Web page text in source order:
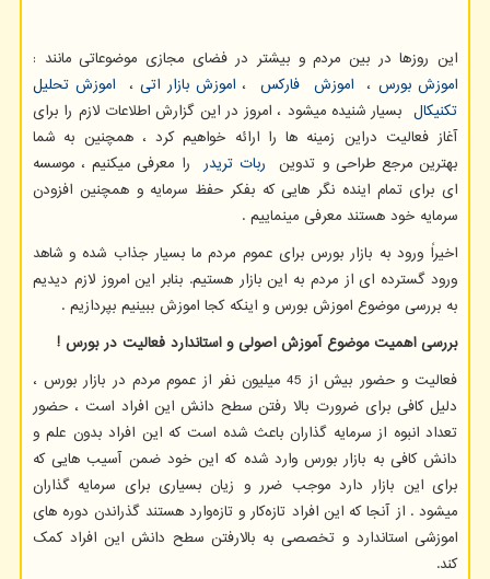
این روزها در بین مردم و بیشتر در فضای مجازی موضوعاتی مانند :
اموزش بورس ،اموزش فارکس، اموزش بازار اتی، اموزش تحلیل
تکنیکال بسیار شنیده میشود ، امروز در این گزارش اطلاعات لازم را برای
آغاز فعالیت دراین زمینه ها را ارائه خواهیم کرد ، همچنین به شما
بهترین مرجع طراحی و تدوین ربات تریدررا معرفی میکنیم ، موسسه
ای برای تمام اینده نگر هایی که بفکر حفظ سرمایه و همچنین افزودن
سرمایه خود هستند معرفی مینماییم .
اخیرا‌ً ورود به بازار بورس برای عموم مردم ما بسیار جذاب شده و شاهد
ورود گسترده ای از مردم به این بازار هستیم. بنابر این امروز لازم دیدیم
به بررسی موضوع اموزش بورس و اینکه کجا اموزش ببینیم بپردازیم .
بررسی اهمیت موضوع آموزش اصولی و استاندارد فعالیت در بورس !
فعالیت و حضور بیش از 45 میلیون نفر از عموم مردم در بازار بورس ،
دلیل کافی برای ضرورت بالا رفتن سطح دانش این افراد است ، حضور
تعداد انبوه از سرمایه گذاران باعث شده است که این افراد بدون علم و
دانش کافی به بازار بورس وارد شده که این خود ضمن آسیب هایی که
برای این بازار دارد موجب ضرر و زیان بسیاری برای سرمایه گذاران
میشود . از آنجا که این افراد تازه‌کار و تازه‌وارد هستند گذراندن دوره های
اموزشی استاندارد و تخصصی به بالارفتن سطح دانش این افراد کمک
کند.